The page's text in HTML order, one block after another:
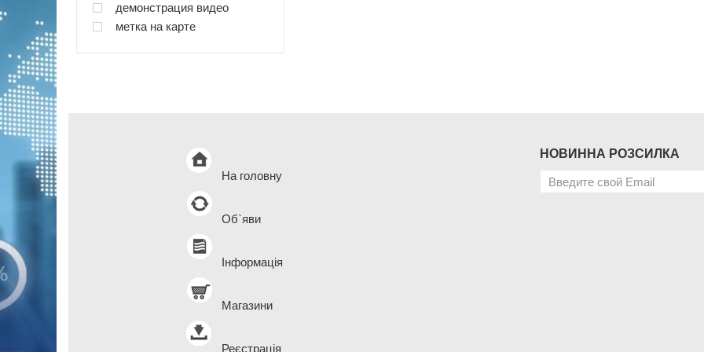
демонстрация видео
метка на карте
На головну
Об`яви
Інформація
Магазини
Реєстрація
НОВИННА РОЗСИЛКА